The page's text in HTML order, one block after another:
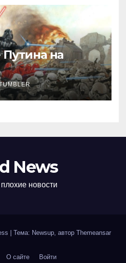
на
News
новости
Тема: Newsup, автор Themeansar
О сайте Войти